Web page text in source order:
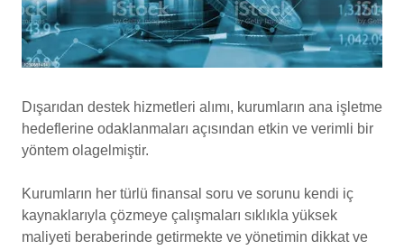
Dışarıdan destek hizmetleri alımı, kurumların ana işletme
hedeflerine odaklanmaları açısından etkin ve verimli bir
yöntem olagelmiştir.
Kurumların her türlü finansal soru ve sorunu kendi iç
kaynaklarıyla çözmeye çalışmaları sıklıkla yüksek
maliyeti beraberinde getirmekte ve yönetimin dikkat ve